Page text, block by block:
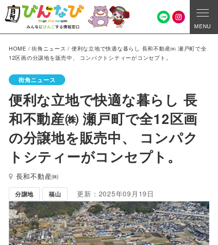
MENU
HOME /街角ニュース / 便利な立地で快適な暮らし 長和不動産㈱ 瀬戸町で全
12区画の分譲地を販売中、 コンパクトシティーがコンセプト。
街角ニュース
便利な立地で快適な暮らし 長
和不動産㈱ 瀬戸町で全12区画
の分譲地を販売中、 コンパク
トシティーがコンセプト。
長和不動産㈱
分譲地 福山 更新：2025年09月19日